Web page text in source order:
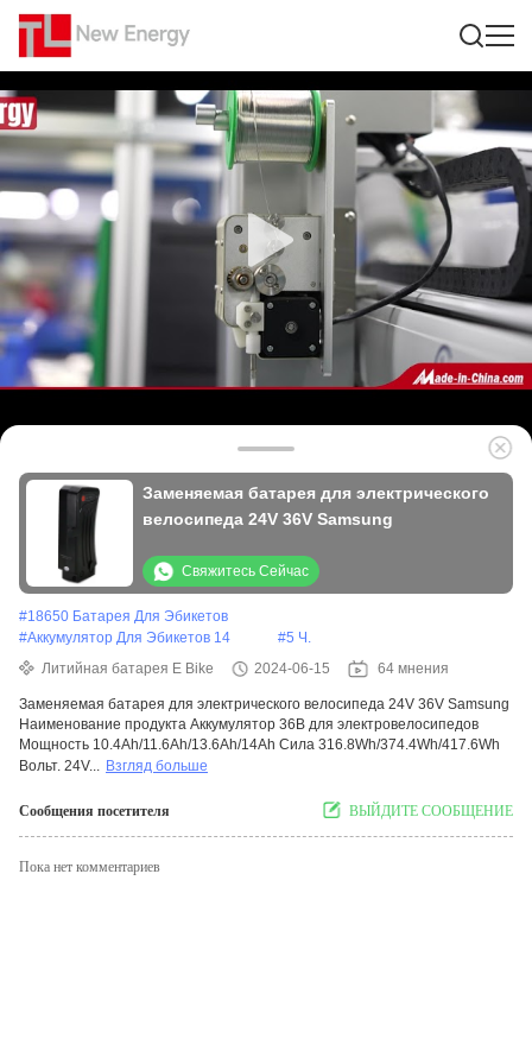
Заменяемая батарея для электрического
велосипеда 24V 36V Samsung
Свяжитесь Сейчас
#18650 Батарея Для Эбикетов
#Аккумулятор Для Эбикетов 14 #5 Ч.
Литийная батарея E Bike
2024-06-15 64 мнения
Заменяемая батарея для электрического велосипеда 24V 36V Samsung
Наименование продукта Аккумулятор 36В для электровелосипедов
Мощность 10.4Ah/11.6Ah/13.6Ah/14Ah Сила 316.8Wh/374.4Wh/417.6Wh
Вольт. 24V... Взгляд больше
Сообщения посетителя ВЫЙДИТЕ СООБЩЕНИЕ
Пока нет комментариев